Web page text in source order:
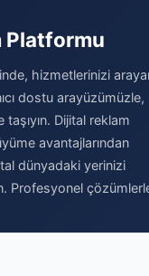
Platformu
hizmetlerinizi
dostu arayüzümüzle,
taşıyın. Dijital reklam
avantajlarından
dünyadaki yerinizi
Profesyonel